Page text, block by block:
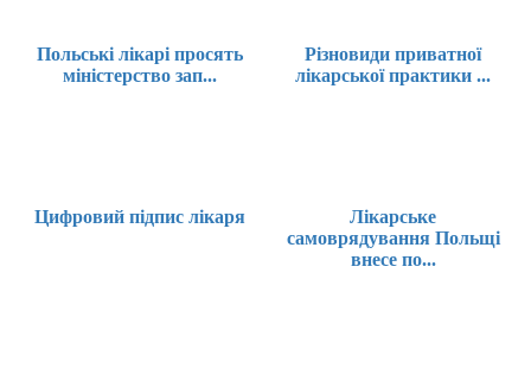
Польські лікарі просять
міністерство зап...
Різновиди приватної
лікарської практики ...
Цифровий підпис лікаря
Лікарське
самоврядування Польщі
внесе по...